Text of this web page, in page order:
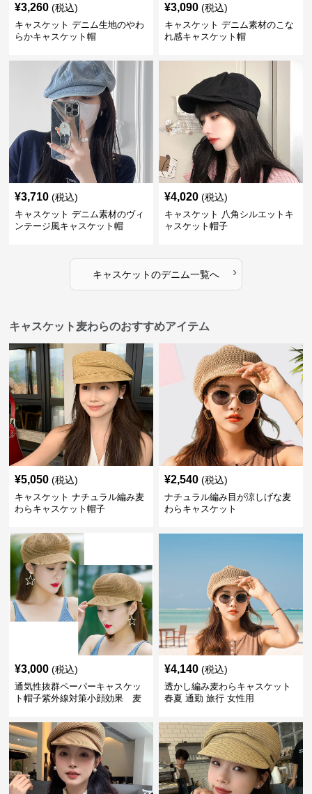
¥3,260 (税込)
キャスケット デニム生地のやわ
らかキャスケット帽
¥3,090 (税込)
キャスケット デニム素材のこな
れ感キャスケット帽
¥3,710 (税込)
キャスケット デニム素材のヴィ
ンテージ風キャスケット帽
¥4,020 (税込)
キャスケット 八角シルエットキ
ャスケット帽子
キャスケットのデニム一覧へ ›
キャスケット麦わらのおすすめアイテム
¥5,050 (税込)
キャスケット ナチュラル編み麦
わらキャスケット帽子
¥2,540 (税込)
ナチュラル編み目が涼しげな麦
わらキャスケット
¥3,000 (税込)
通気性抜群ペーパーキャスケッ
ト帽子紫外線対策小顔効果 麦
¥4,140 (税込)
透かし編み麦わらキャスケット
春夏 通勤 旅行 女性用